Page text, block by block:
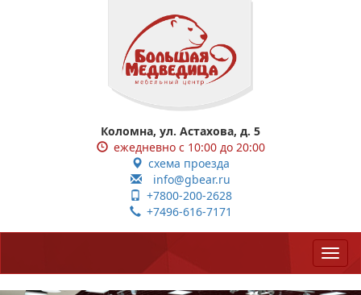
Коломна, ул. Астахова, д. 5
ежедневно с 10:00 до 20:00
схема проезда
info@gbear.ru
+7800-200-2628
+7496-616-7171